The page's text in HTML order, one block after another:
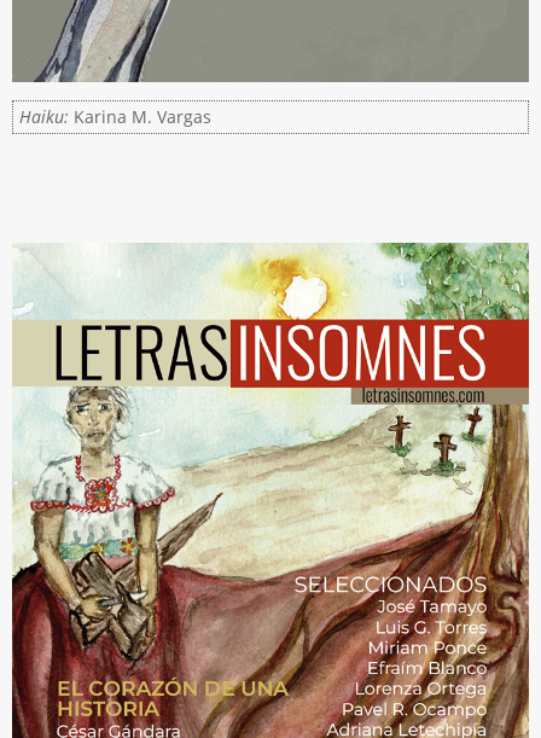
Haiku: Karina M. Vargas